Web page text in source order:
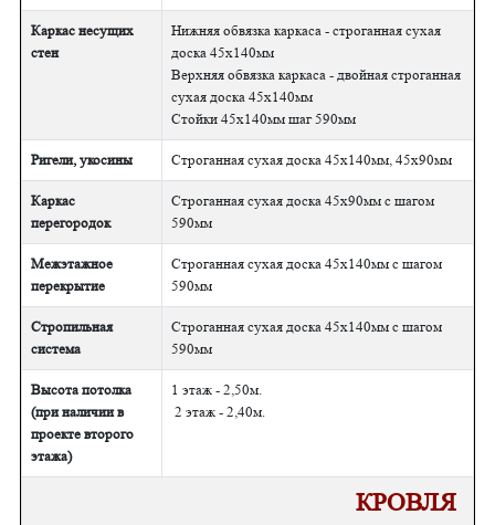
Каркас несущих
стен
Нижняя обвязка каркаса - строганная сухая
доска 45х140мм
Верхняя обвязка каркаса - двойная строганная
сухая доска 45х140мм
Стойки 45х140мм шаг 590мм
Ригели, укосины Строганная сухая доска 45х140мм, 45х90мм
Каркас
перегородок
Строганная сухая доска 45х90мм с шагом
590мм
Межэтажное
перекрытие
Строганная сухая доска 45х140мм с шагом
590мм
Стропильная
система
Строганная сухая доска 45х140мм с шагом
590мм
Высота потолка
(при наличии в
проекте второго
этажа)
1 этаж - 2,50м.
2 этаж - 2,40м.
КРОВЛЯ